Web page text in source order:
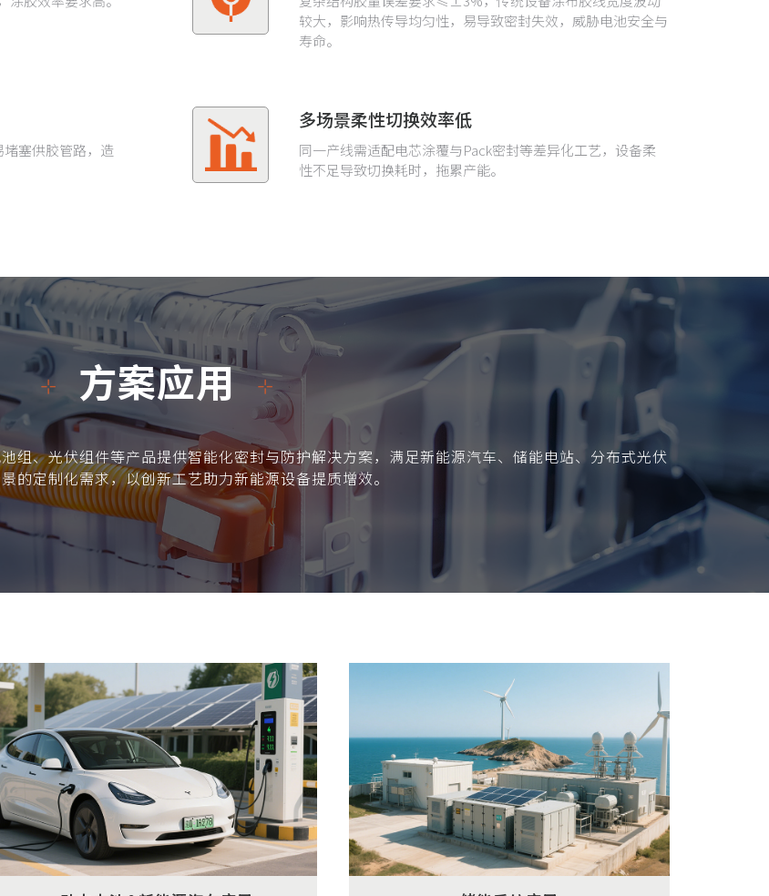
较大，影响热传导均匀性，易导致密封失效，威胁电池安全与
寿命。
塞供胶管路，造
多场景柔性切换效率低
同一产线需适配电芯涂覆与Pack密封等差异化工艺，设备柔
性不足导致切换耗时，拖累产能。
方案应用
组、光伏组件等产品提供智能化密封与防护解决方案，满足新能源汽车、储能电站、分布式光伏
的定制化需求，以创新工艺助力新能源设备提质增效。